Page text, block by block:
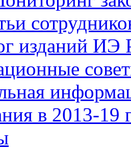
изданий ИЭ
в 2013-19